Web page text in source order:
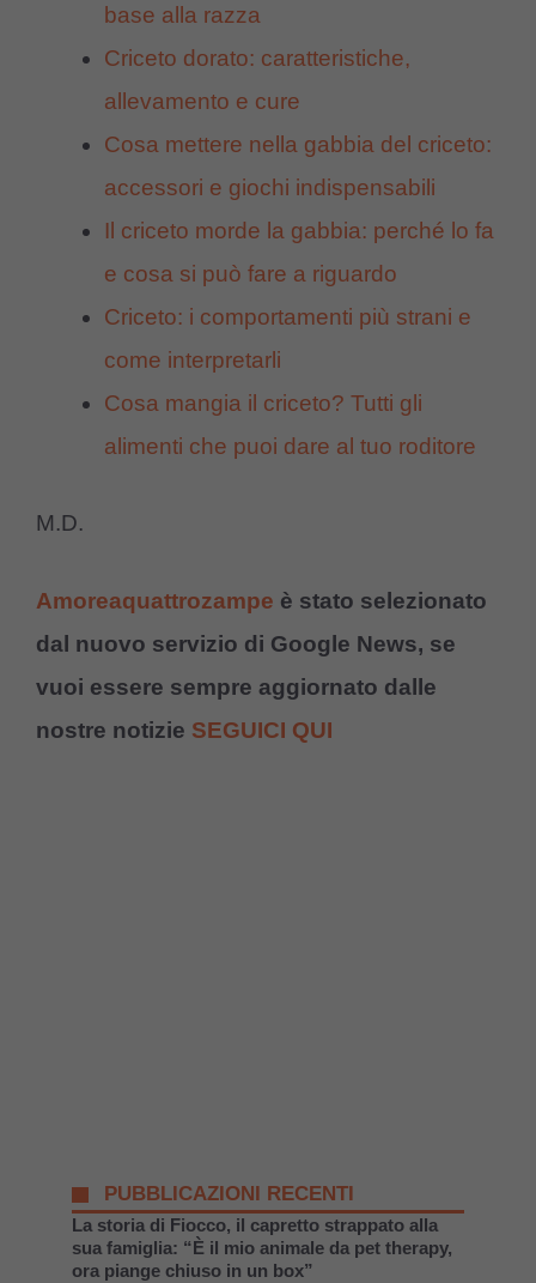
base alla razza
Criceto dorato: caratteristiche,
allevamento e cure
Cosa mettere nella gabbia del criceto:
accessori e giochi indispensabili
Il criceto morde la gabbia: perché lo fa
e cosa si può fare a riguardo
Criceto: i comportamenti più strani e
come interpretarli
Cosa mangia il criceto? Tutti gli
alimenti che puoi dare al tuo roditore
M.D.
Amoreaquattrozampe è stato selezionato
dal nuovo servizio di Google News, se
vuoi essere sempre aggiornato dalle
nostre notizie SEGUICI QUI
PUBBLICAZIONI RECENTI
La storia di Fiocco, il capretto strappato alla
sua famiglia: “È il mio animale da pet therapy,
ora piange chiuso in un box”